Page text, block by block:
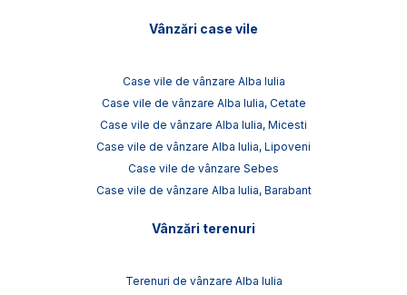
Vânzări case vile
Case vile de vânzare Alba Iulia
Case vile de vânzare Alba Iulia, Cetate
Case vile de vânzare Alba Iulia, Micesti
Case vile de vânzare Alba Iulia, Lipoveni
Case vile de vânzare Sebes
Case vile de vânzare Alba Iulia, Barabant
Vânzări terenuri
Terenuri de vânzare Alba Iulia